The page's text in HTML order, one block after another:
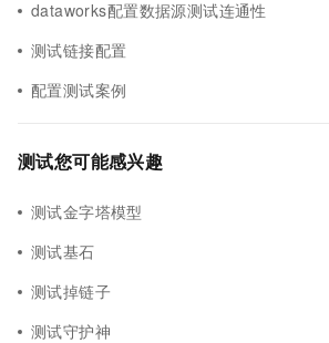
dataworks配置数据源测试连通性
测试链接配置
配置测试案例
测试您可能感兴趣
测试金字塔模型
测试基石
测试掉链子
测试守护神